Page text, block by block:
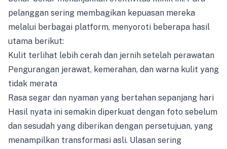
pelanggan sering membagikan kepuasan mereka
melalui berbagai platform, menyoroti beberapa hasil
utama berikut:
Kulit terlihat lebih cerah dan jernih setelah perawatan
Pengurangan jerawat, kemerahan, dan warna kulit yang
tidak merata
Rasa segar dan nyaman yang bertahan sepanjang hari
Hasil nyata ini semakin diperkuat dengan foto sebelum
dan sesudah yang diberikan dengan persetujuan, yang
menampilkan transformasi asli. Ulasan sering